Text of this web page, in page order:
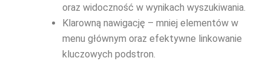
oraz widoczność w wynikach wyszukiwania.
Klarowną nawigację – mniej elementów w
menu głównym oraz efektywne linkowanie
kluczowych podstron.